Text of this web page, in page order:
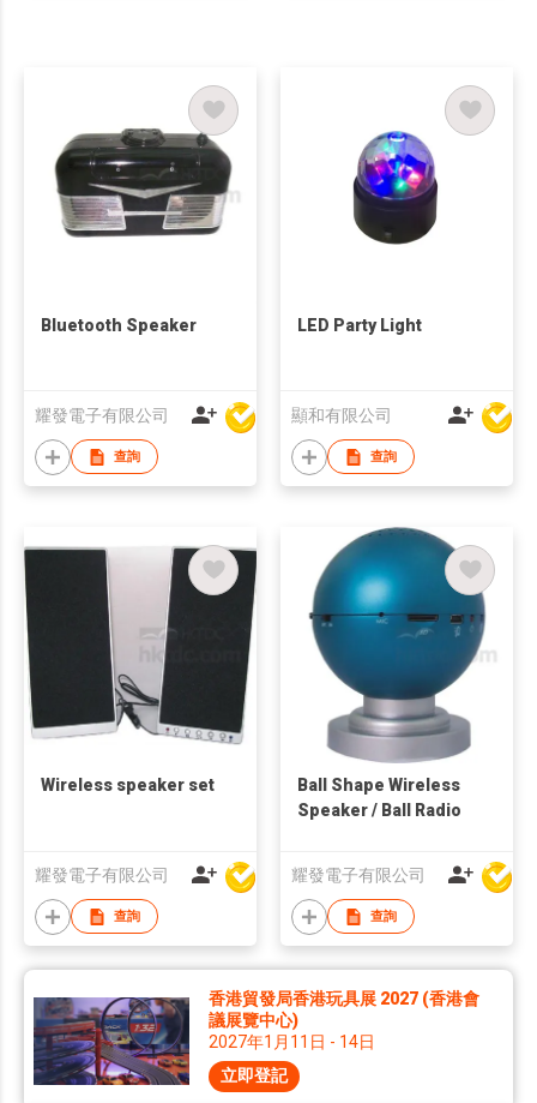
Bluetooth Speaker
耀發電子有限公司
查詢
LED Party Light
顯和有限公司
查詢
Wireless speaker set
耀發電子有限公司
查詢
Ball Shape Wireless
Speaker / Ball Radio
耀發電子有限公司
查詢
香港貿發局香港玩具展 2027 (香港會
議展覽中心)
2027年1月11日 - 14日
立即登記